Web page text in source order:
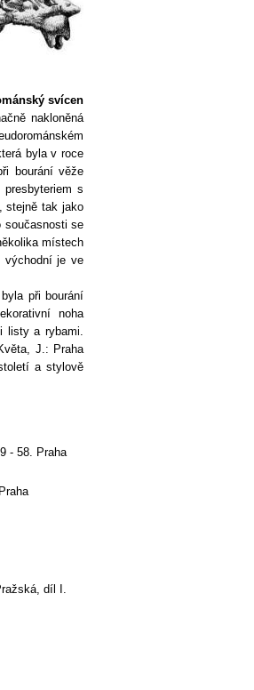
svícen
nakloněná
byla v roce
bourání věže
s
stejně tak jako
současnosti se
místech
východní je ve
při bourání
noha
listy a rybami.
J.: Praha
a stylově
- 58. Praha
díl I.